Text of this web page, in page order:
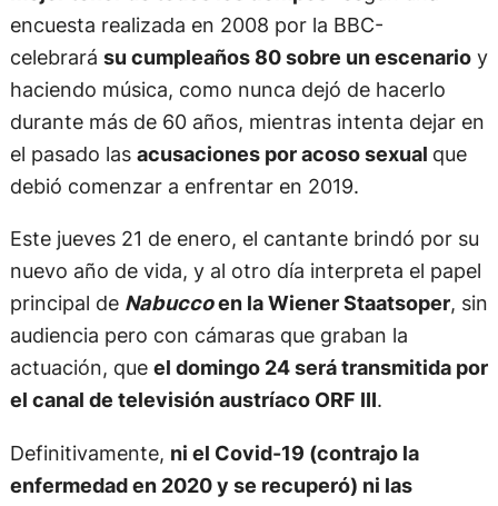
encuesta realizada en 2008 por la BBC-
celebrará su cumpleaños 80 sobre un escenarioy
haciendo música, como nunca dejó de hacerlo
durante más de 60 años, mientras intenta dejar en
el pasado las acusaciones por acoso sexual que
debió comenzar a enfrentar en 2019.
Este jueves 21 de enero, el cantante brindó por su
nuevo año de vida, y al otro día interpreta el papel
principal de Nabuccoen la Wiener Staatsoper, sin
audiencia pero con cámaras que graban la
actuación, que el domingo 24 será transmitida por
el canal de televisión austríaco ORF III.
Definitivamente, ni el Covid-19 (contrajo la
enfermedad en 2020 y se recuperó) ni las